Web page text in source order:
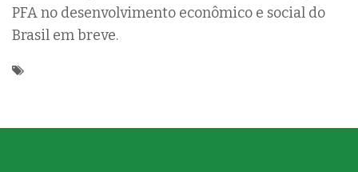
PFA no desenvolvimento econômico e social do
Brasil em breve.